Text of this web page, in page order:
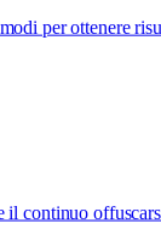
per ottenere
continuo